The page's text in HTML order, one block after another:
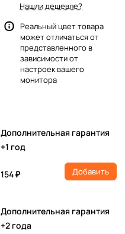
Нашли дешевле?
Реальный цвет товара
может отличаться от
представленного в
зависимости от
настроек вашего
монитора
Дополнительная гарантия
+1 год
154 ₽ Добавить
Дополнительная гарантия
+2 года